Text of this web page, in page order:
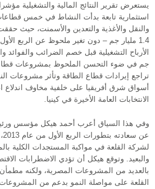
يستعرض تقرير النتائج المالية والتشغيلية
استثمارية تابعة بدأت النشاط في خمس
والنقل والأغذية والتعدين والأسمنت، حيث
1.4 مليار جم – دون تغير ملحوظ عن الربع
جم في ضوء التحسن الملحوظ بمشروعات
تراجع إيرادات قطاع الطاقة وتأثر مشروعات
أسواق شرق أفريقيا على خلفية مخاوف
الانتخابات العامة الأخيرة في كينيا.
وفي هذا السياق أعرب أحمد هيكل مؤسس
لشركة القلعة في مواكبة المستجدات الكلية
والبعيد. وتوقع هيكل أن تؤدي الاضطرابات
بالعديد من المشروعات المصرية، ولكنه
القلعة على مواصلة النمو بدعم من